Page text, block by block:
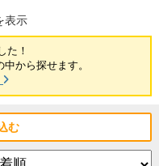
表示
た！
中から探せます。
む